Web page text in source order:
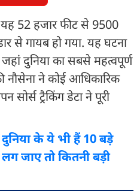
यह 52 हजार फीट से 9500
से गायब हो गया. यह घटना
दुनिया का सबसे महत्वपूर्ण
ने कोई आधिकारिक
सोर्स ट्रैकिंग डेटा ने पूरी
दुनिया के ये भी हैं 10 बड़े
जाए तो कितनी बड़ी